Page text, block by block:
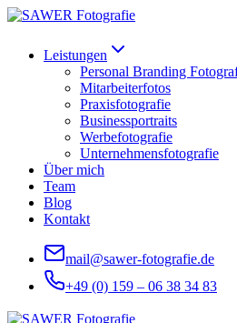
Zum
springen
Leistungen
Personal Branding
Mitarbeiterfotos
Praxisfotografie
Businessportraits
Werbefotografie
Unternehmensfotografie
Über mich
Team
Blog
Kontakt
mail@sawer-fotografie.de
+49 (0) 159 – 06 38 34 83